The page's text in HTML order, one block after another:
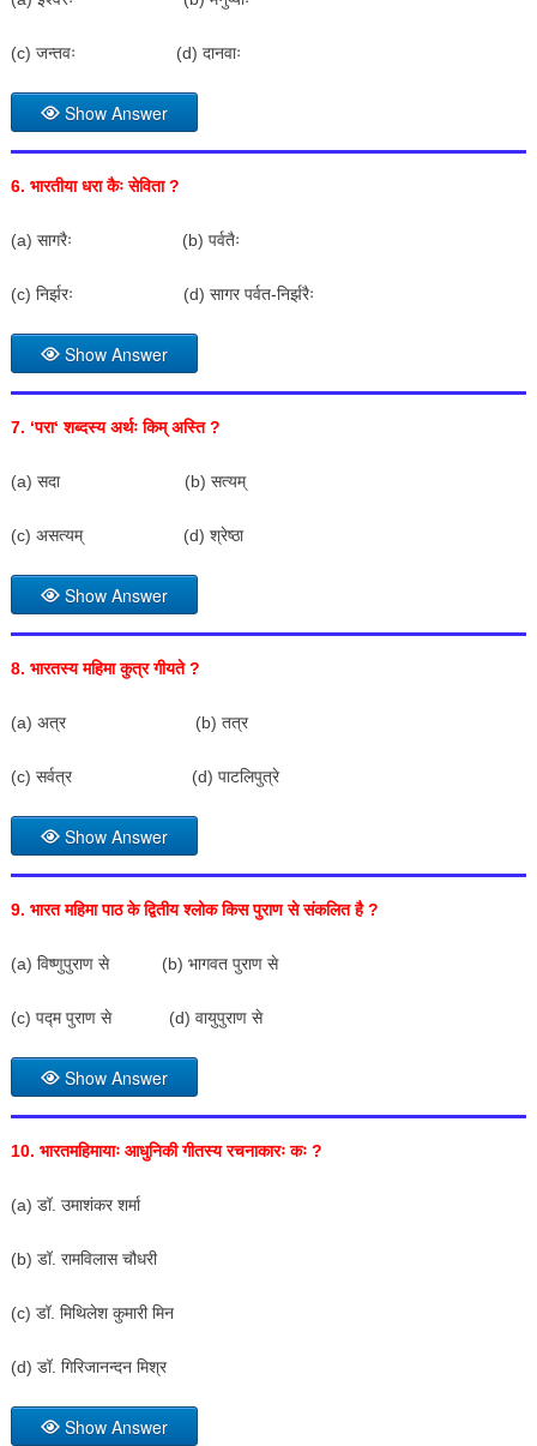
(c) जन्तवः (d) दानवाः
Show Answer
6. भारतीया धरा कैः सेविता?
(a) सागरैः (b) पर्वतैः
(c) निर्झरः (d) सागर पर्वत-निर्झरैः
Show Answer
7. ‘परा‘शब्दस्य अर्थः किम् अस्ति?
(a) सदा (b) सत्यम्
(c) असत्यम् (d) श्रेष्ठा
Show Answer
8. भारतस्य महिमा कुत्र गीयते?
(a) अत्र (b) तत्र
(c) सर्वत्र (d) पाटलिपुत्रे
Show Answer
9. भारत महिमा पाठ के द्वितीय श्लोक किस पुराण से संकलित है?
(a) विष्णुपुराण से (b) भागवत पुराण से
(c) पद्म पुराण से (d) वायुपुराण से
Show Answer
10. भारतमहिमायाः आधुनिकी गीतस्य रचनाकारः कः ?
(a) डॉ. उमाशंकर शर्मा
(b) डॉ. रामविलास चौधरी
(c) डॉ. मिथिलेश कुमारी मिन
(d) डॉ. गिरिजानन्दन मिश्र
Show Answer